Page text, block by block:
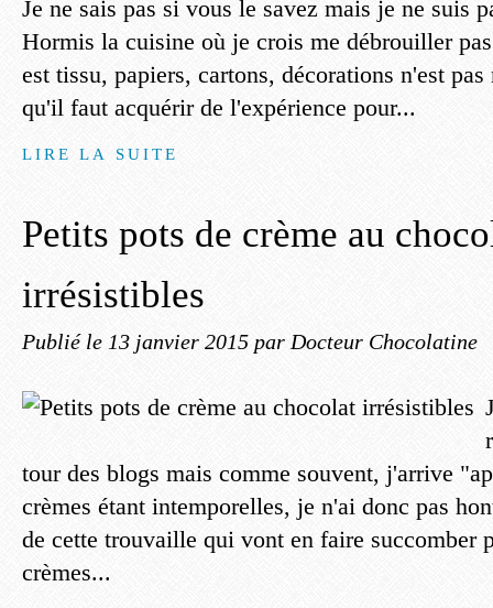
Je ne sais pas si vous le savez mais je ne suis
Hormis la cuisine où je crois me débrouiller
est tissu, papiers, cartons, décorations n'est
qu'il faut acquérir de l'expérience pour...
LIRE LA SUITE
Petits pots de crème au
irrésistibles
Publié le 13 janvier 2015 par Docteur Chocolatine
tour des blogs mais comme souvent, j'arrive
crèmes étant intemporelles, je n'ai donc pas
de cette trouvaille qui vont en faire succomber
crèmes...